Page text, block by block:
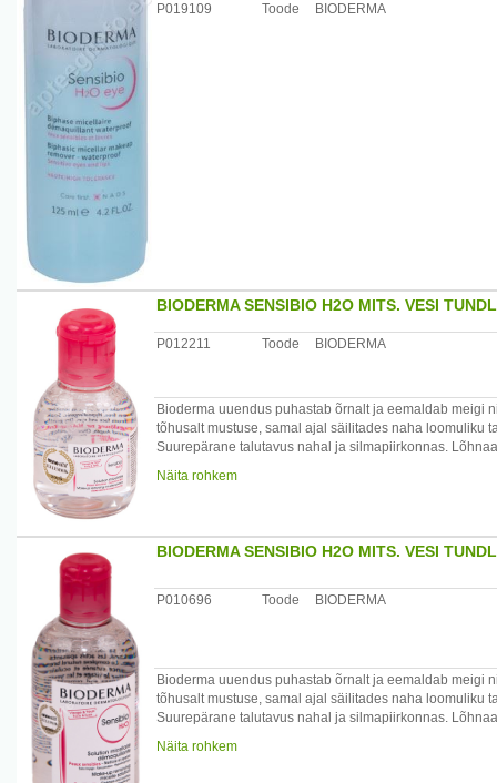
P019109 Toode BIODERMA
BIODERMA SENSIBIO H2O MITS. VESI
P012211 Toode BIODERMA
Bioderma uuendus puhastab õrnalt ja eemaldab meigi
tõhusalt mustuse, samal ajal säilitades naha loomuliku
Suurepärane talutavus nahal ja silmapiirkonnas.
Kasutamine: niisuta vatipadi. Puhasta/eemalda meik ja
sahhariidid, propüleenglükool, dinaatriumedetaat,
Maaletooja: Remedica, Pärnu mnt 501, Laagri 76401
Näita rohkem
BIODERMA SENSIBIO H2O MITS. VESI
P010696 Toode BIODERMA
Bioderma uuendus puhastab õrnalt ja eemaldab meigi
tõhusalt mustuse, samal ajal säilitades naha loomuliku
Suurepärane talutavus nahal ja silmapiirkonnas.
Kasutamine: niisuta vatipadi. Puhasta/eemalda meik ja
Näita rohkem